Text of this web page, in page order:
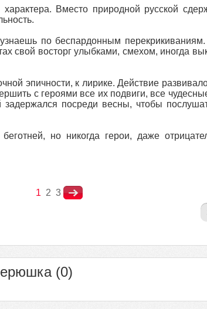
Вместо природной русской
по беспардонным
свой восторг улыбками, смехом, иногда
эпичности, к лирике. Действие
с героями все их подвиги, все
посреди весны, чтобы
но никогда герои, даже
1 2 3
(0)